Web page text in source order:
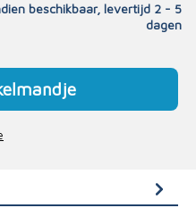
beschikbaar, levertijd 2 - 5
dagen